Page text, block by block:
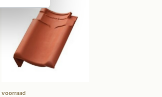
voorraad